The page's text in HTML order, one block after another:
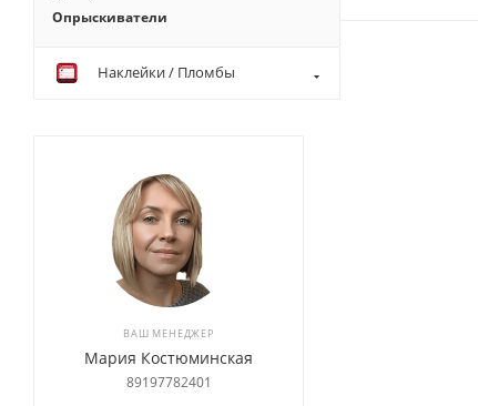
Опрыскиватели
Наклейки / Пломбы
ВАШ МЕНЕДЖЕР
Мария Костюминская
89197782401